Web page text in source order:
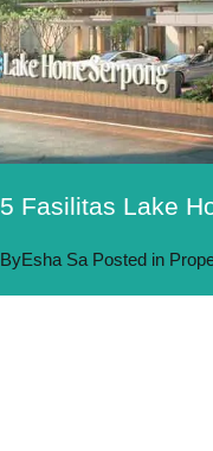
5 Fasilitas Lake
ByEsha Sa Posted in